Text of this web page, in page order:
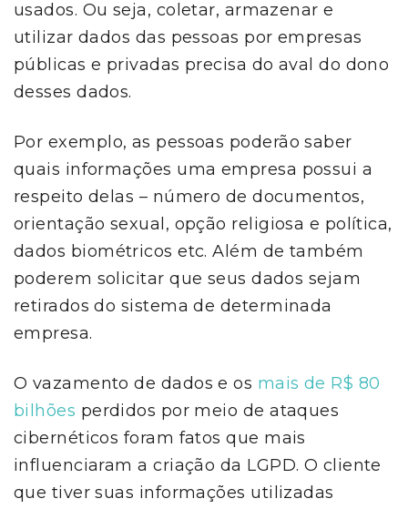
usados. Ou seja, coletar, armazenar e
utilizar dados das pessoas por empresas
públicas e privadas precisa do aval do dono
desses dados.
Por exemplo, as pessoas poderão saber
quais informações uma empresa possui a
respeito delas – número de documentos,
orientação sexual, opção religiosa e política,
dados biométricos etc. Além de também
poderem solicitar que seus dados sejam
retirados do sistema de determinada
empresa.
O vazamento de dados e os mais de R$ 80
bilhões perdidos por meio de ataques
cibernéticos foram fatos que mais
influenciaram a criação da LGPD. O cliente
que tiver suas informações utilizadas